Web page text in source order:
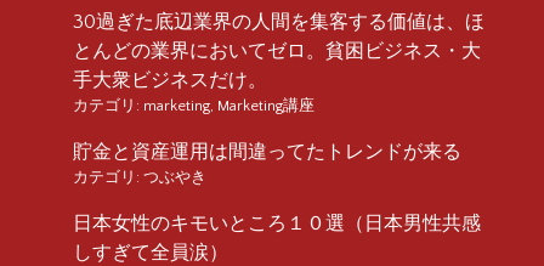
30過ぎた底辺業界の人間を集客する価値は、ほ
とんどの業界においてゼロ。貧困ビジネス・大
手大衆ビジネスだけ。
カテゴリ: marketing Marketing講座
貯金と資産運用は間違ってたトレンドが来る
カテゴリ: つぶやき
日本女性のキモいところ１０選（日本男性共感
しすぎて全員涙）